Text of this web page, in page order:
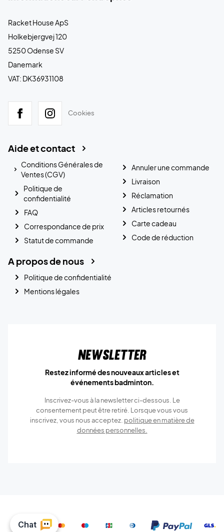
Racket House ApS
Holkebjergvej 120
5250 Odense SV
Danemark
VAT: DK36931108
Cookies
Aide et contact
Conditions Générales de
Ventes (CGV)
Politique de
confidentialité
FAQ
Correspondance de prix
Statut de commande
Annuler une commande
Livraison
Réclamation
Articles retournés
Carte cadeau
Code de réduction
A propos de nous
Politique de confidentialité
Mentions légales
Newsletter
Restez informé des nouveaux articles et
événements badminton.
Inscrivez-vous à la newsletter ci-dessous. Le
consentement peut être retiré. Lorsque vous vous
inscrivez, vous nous acceptez. politique en matière de
données personnelles.